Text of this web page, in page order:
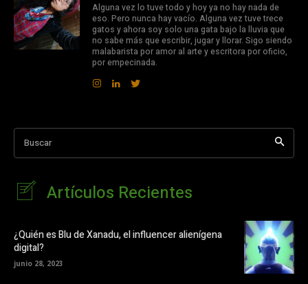
Alguna vez lo tuve todo y hoy ya no hay nada de
eso. Pero nunca hay vacío. Alguna vez tuve trece
gatos y ahora soy solo una gata bajo la lluvia que
no sabe más que escribir, jugar y llorar. Sigo siendo
malabarista por amor al arte y escritora por oficio,
por empecinada.
Buscar
Artículos Recientes
¿Quién es Blu de Xanadu, el influencer alienígena
digital?
junio 28, 2023